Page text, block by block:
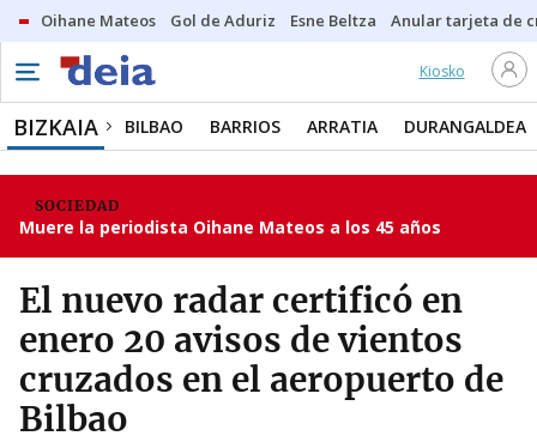
Oihane Mateos Gol de Aduriz Esne Beltza Anular tarjeta de
Kiosko
BIZKAIA BILBAO BARRIOS ARRATIA DURANGALDEA
SOCIEDAD
Muere la periodista Oihane Mateos a los 45 años
El nuevo radar certificó en
enero 20 avisos de vientos
cruzados en el aeropuerto de
Bilbao